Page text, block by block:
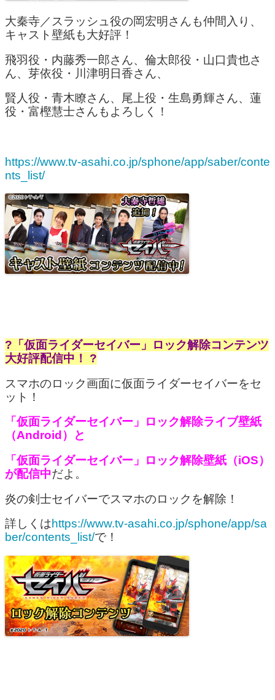
大秦寺／スラッシュ役の岡宏明さんも仲間入り、
キャスト壁紙も大好評！
飛羽役・内藤秀一郎さん、倫太郎役・山口貴也さ
ん、芽依役・川津明日香さん、
賢人役・青木瞭さん、尾上役・生島勇輝さん、蓮
役・富樫慧士さんもよろしく！
https://www.tv-asahi.co.jp/sphone/app/saber/conte
nts_list/
?「仮面ライダーセイバー」ロック解除コンテンツ
大好評配信中！ ?
スマホのロック画面に仮面ライダーセイバーをセ
ット！
「仮面ライダーセイバー」ロック解除ライブ壁紙
（Android）と
「仮面ライダーセイバー」ロック解除壁紙（iOS）
が配信中だよ。
炎の剣士セイバーでスマホのロックを解除！
詳しくはhttps://www.tv-asahi.co.jp/sphone/app/sa
ber/contents_list/で！